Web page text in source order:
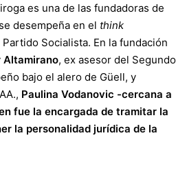
es una de las fundadoras de
desempeña en el think
Socialista. En la fundación
Altamirano, ex asesor del Segundo
bajo el alero de Güell, y
Paulina Vodanovic -cercana a
fue la encargada de tramitar la
la personalidad jurídica de la